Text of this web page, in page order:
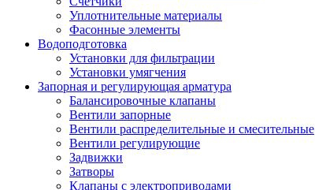
Уплотнительные материалы
Фасонные элементы
Водоподготовка
Установки для фильтрации
Установки умягчения
Запорная и регулирующая арматура
Балансировочные клапаны
Вентили запорные
Вентили распределительные и смесительные
Вентили регулирующие
Задвижки
Затворы
Клапаны с электроприводами